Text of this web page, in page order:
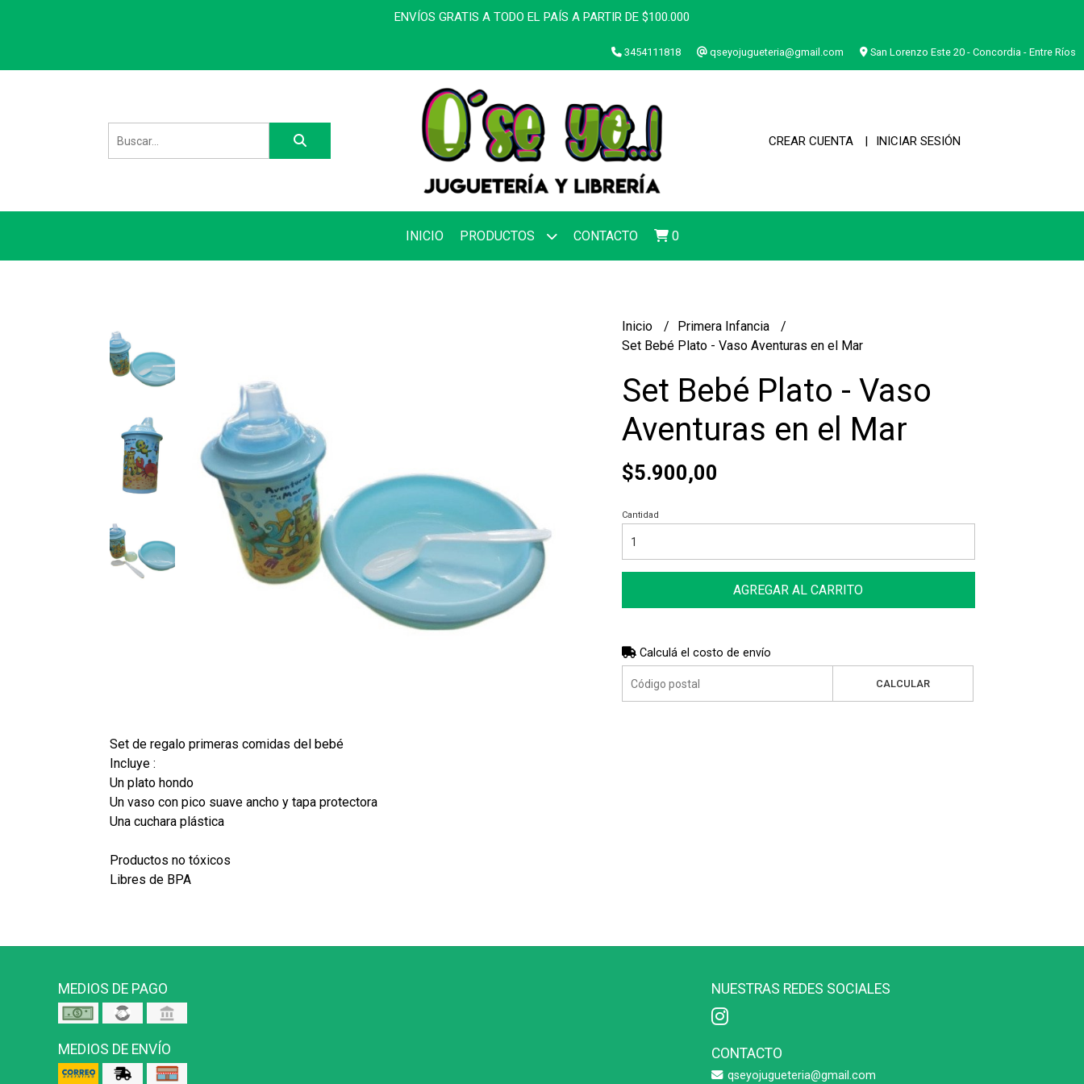
ENVÍOS GRATIS A TODO EL PAÍS A PARTIR DE $100.000
3454111818 qseyojugueteria@gmail.com San Lorenzo Este 20 - Concordia - Entre Ríos
CREAR CUENTA INICIAR SESIÓN
INICIO PRODUCTOS CONTACTO 0
Set de regalo primeras comidas del bebé
Incluye :
Un plato hondo
Un vaso con pico suave ancho y tapa protectora
Una cuchara plástica
Productos no tóxicos
Libres de BPA
Inicio
Primera Infancia
Set Bebé Plato - Vaso Aventuras en el Mar
Set Bebé Plato - Vaso
Aventuras en el Mar
$5.900,00
Cantidad
AGREGAR AL CARRITO
Calculá el costo de envío
CALCULAR
MEDIOS DE PAGO
MEDIOS DE ENVÍO
NUESTRAS REDES SOCIALES
CONTACTO
qseyojugueteria@gmail.com